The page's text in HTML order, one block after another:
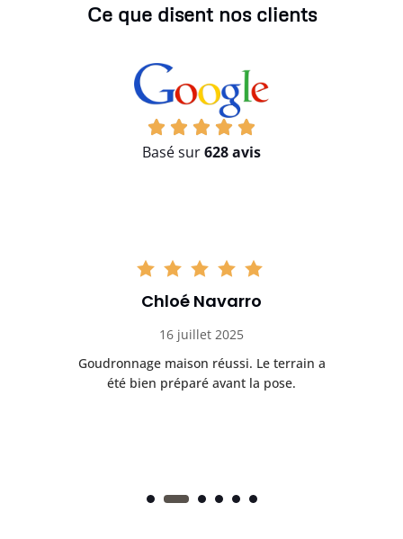
Ce que disent nos clients
Basé sur628 avis
Chloé Navarro
16 juillet 2025
Goudronnage maison réussi. Le terrain a
été bien préparé avant la pose.